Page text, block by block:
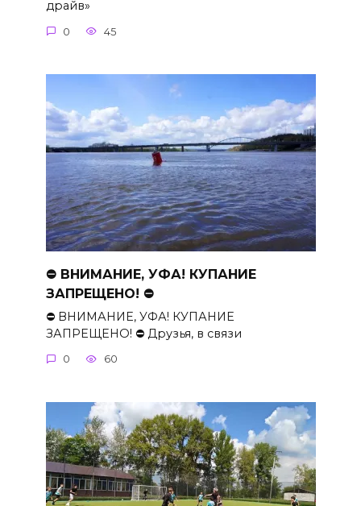
драйв»
0 45
⛔ ВНИМАНИЕ, УФА! КУПАНИЕ
ЗАПРЕЩЕНО! ⛔
⛔ ВНИМАНИЕ, УФА! КУПАНИЕ
ЗАПРЕЩЕНО! ⛔ Друзья, в связи
0 60